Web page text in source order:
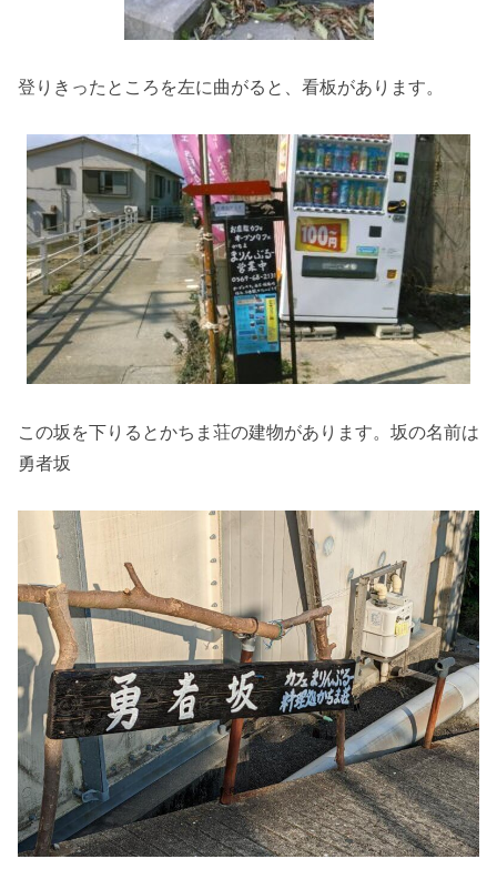
登りきったところを左に曲がると、看板があります。
この坂を下りるとかちま荘の建物があります。坂の名前は
勇者坂